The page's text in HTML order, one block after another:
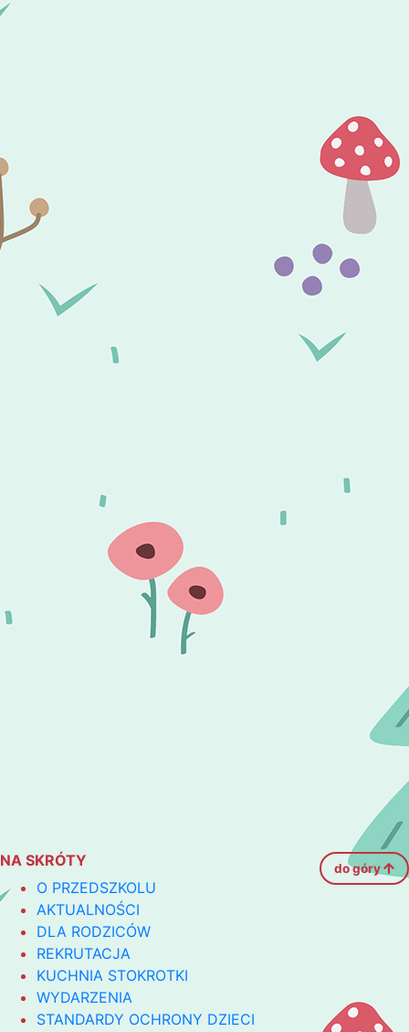
NA SKRÓTY do góry
O PRZEDSZKOLU
AKTUALNOŚCI
DLA RODZICÓW
REKRUTACJA
KUCHNIA STOKROTKI
WYDARZENIA
STANDARDY OCHRONY DZIECI